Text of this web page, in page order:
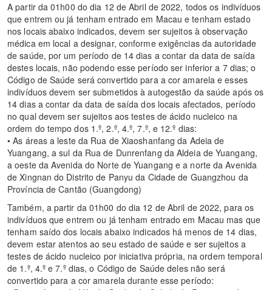
A partir da 01h00 do dia 12 de Abril de 2022, todos os indivíduos
que entrem ou já tenham entrado em Macau e tenham estado
nos locais abaixo indicados, devem ser sujeitos à observação
médica em local a designar, conforme exigências da autoridade
de saúde, por um período de 14 dias a contar da data de saída
destes locais, não podendo esse período ser inferior a 7 dias; o
Código de Saúde será convertido para a cor amarela e esses
indivíduos devem ser submetidos à autogestão da saúde após os
14 dias a contar da data de saída dos locais afectados, período
no qual devem ser sujeitos aos testes de ácido nucleico na
ordem do tempo dos 1.º, 2.º, 4.º, 7.º, e 12.º dias:
• As áreas a leste da Rua de Xiaoshanfang da Adeia de
Yuangang, a sul da Rua de Dunrenfang da Aldeia de Yuangang,
a oeste da Avenida do Norte de Yuangang e a norte da Avenida
de Xingnan do Distrito de Panyu da Cidade de Guangzhou da
Província de Cantão (Guangdong)
Também, a partir da 01h00 do dia 12 de Abril de 2022, para os
indivíduos que entrem ou já tenham entrado em Macau mas que
tenham saído dos locais abaixo indicados há menos de 14 dias,
devem estar atentos ao seu estado de saúde e ser sujeitos a
testes de ácido nucleico por iniciativa própria, na ordem temporal
de 1.º, 4.º e 7.º dias, o Código de Saúde deles não será
convertido para a cor amarela durante esse período: